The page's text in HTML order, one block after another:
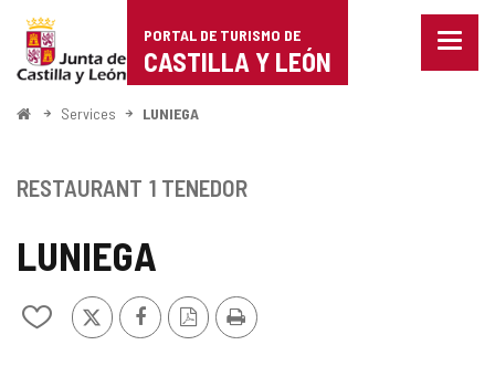
Portal
de
Turismo
Castilla
León
PORTAL DE TURISMO DE
CASTILLA Y LEÓN
Menu
<
Services LUNIEGA
LUNIEGA
Ajouter/retirer
X FacebookVersion
PDF
Imprimer
RESTAURANT 1 TENEDOR